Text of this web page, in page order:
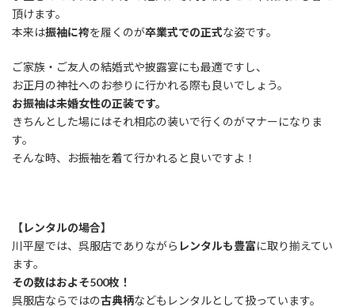
頂けます。
本来は振袖に袴を履くのが卒業式での正式な姿です。
ご家族・ご友人の結婚式や披露宴にも最適ですし、
お正月の神社へのお参りに行かれる際も良いでしょう。
お振袖は未婚女性の正装です。
きちんとした場にはそれ相応の装いで行くのがマナーになりま
す。
そんな時、お振袖を着て行かれると良いですよ！
【レンタルの場合】
川平屋では、呉服店でありながら レンタルも豊富に取り揃えてい
ます。
その数はおよそ500枚！
呉服店ならではの古典柄などもレンタルとして扱っています。